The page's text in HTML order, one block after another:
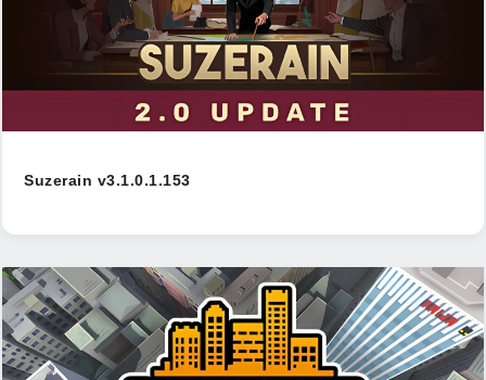
Suzerain v3.1.0.1.153